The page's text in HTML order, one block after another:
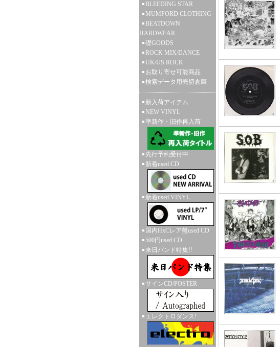
BLEEDING STAR
MUMFORD CLOTHING
BEATDOWN
HARDWEAR
礎GOODS
ROCK MIX/DANCE
UK/US ROCK
お取り寄せ可能商品
検索データ用売切倉庫
新入荷アイテム
NEW VINYL
準新作・旧作再入荷
先行予約受付中
新着used CD
新着used VINYL
国内HxCレア盤used CD
500円used CD
来日バンド特集!!
サインCD/POSTER
エレクトロダンス!